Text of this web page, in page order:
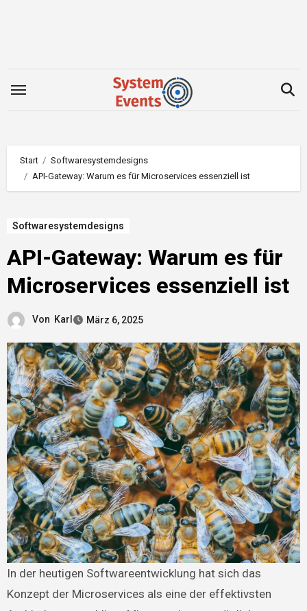
Start
Softwaresystemdesigns
API-Gateway: Warum es für Microservices essenziell ist
Softwaresystemdesigns
API-Gateway: Warum es für
Microservices essenziell ist
Von Karl März 6, 2025
In der heutigen Softwareentwicklung hat sich das
Konzept der Microservices als eine der effektivsten